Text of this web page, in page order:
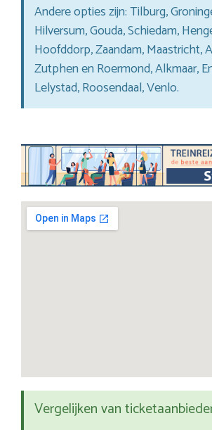
Andere opties zijn: Tilburg,
Hilversum, Gouda, Schiedam,
Hoofddorp, Zaandam, Maastricht,
Zutphen en Roermond, Alkmaar,
Lelystad, Roosendaal, Venlo.
Vergelijken van